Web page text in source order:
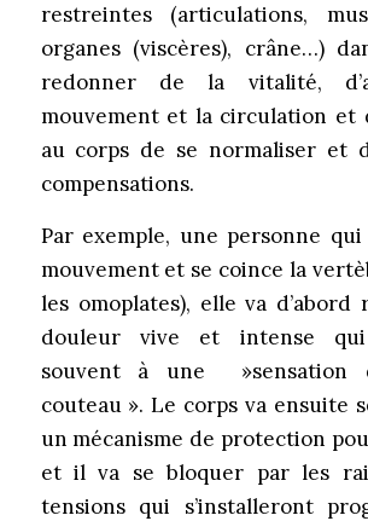
restreintes (articulations,
organes (viscères), crâne…)
redonner de la vitalité,
mouvement et la circulation et
au corps de se normaliser et
compensations.
Par exemple, une personne
mouvement et se coince la
les omoplates), elle va d’abord
douleur vive et intense qui
souvent à une »sensation
couteau ». Le corps va ensuite
un mécanisme de protection
et il va se bloquer par les
tensions qui s’installeront